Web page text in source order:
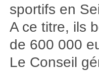
sportifs en
A ce titre, ils
de 600 000
Le Conseil